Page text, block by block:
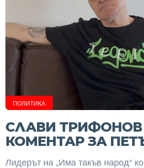
ПОЛИТИКА
СЛАВИ ТРИФОНОВ
КОМЕНТАР ЗА
Лидерът на „Има такъв народ“